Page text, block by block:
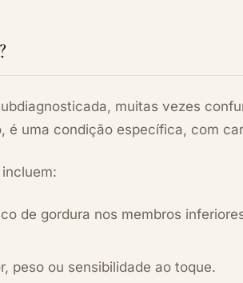
muitas vezes
é uma condição específica, com
de gordura nos membros
peso ou sensibilidade ao toque.